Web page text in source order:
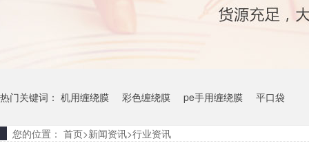
热门关键词： 机用缠绕膜 彩色缠绕膜 pe手用缠绕膜 平口袋
您的位置： 首页>新闻资讯>行业资讯